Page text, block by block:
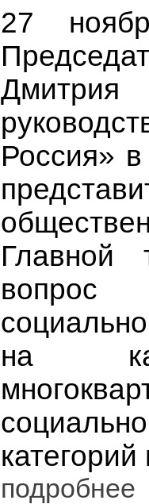
27
Россия»
Главной
вопрос
на
подробнее